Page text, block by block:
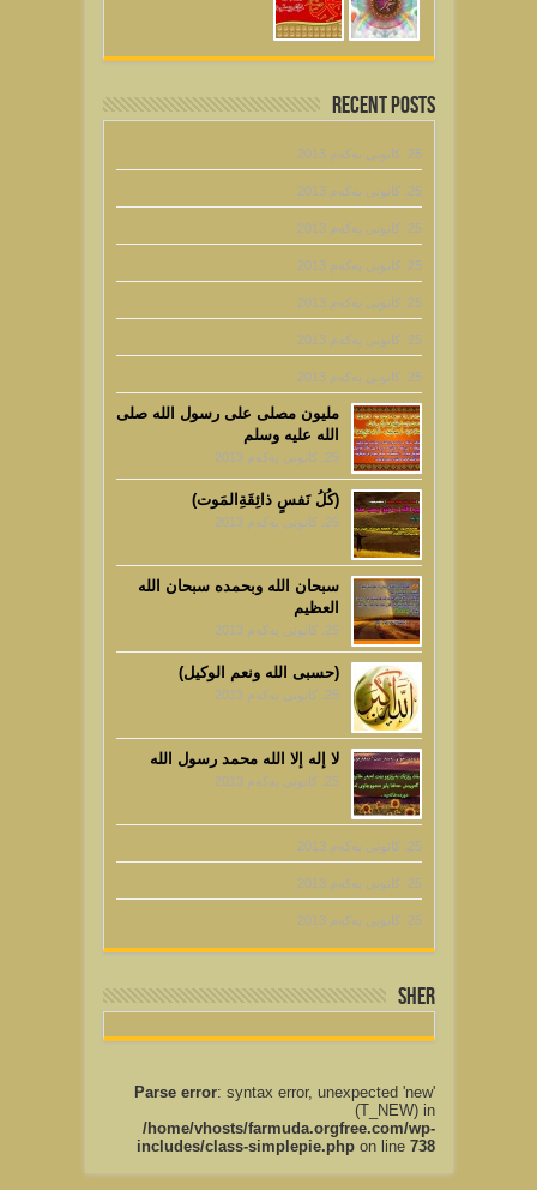
Recent Posts
25. كانونی یه‌كه‌م 2013
25. كانونی یه‌كه‌م 2013
25. كانونی یه‌كه‌م 2013
25. كانونی یه‌كه‌م 2013
25. كانونی یه‌كه‌م 2013
25. كانونی یه‌كه‌م 2013
25. كانونی یه‌كه‌م 2013
مليون مصلى على رسول الله صلى
الله عليه وسلم
25. كانونی یه‌كه‌م 2013
(كُلُ نَفسٍ ذائِقَةِالمَوت)‎
25. كانونی یه‌كه‌م 2013
سبحان الله وبحمده سبحان الله
العظيم
25. كانونی یه‌كه‌م 2013
‎(حسبی اللە ونعم الوکیل)‎
25. كانونی یه‌كه‌م 2013
لا إله إلا الله محمد رسول الله
25. كانونی یه‌كه‌م 2013
25. كانونی یه‌كه‌م 2013
25. كانونی یه‌كه‌م 2013
25. كانونی یه‌كه‌م 2013
sher
Parse error: syntax error, unexpected 'new'
(T_NEW) in
/home/vhosts/farmuda.orgfree.com/wp-
includes/class-simplepie.phpon line 738